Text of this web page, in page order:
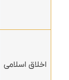
اخلاق اسلامی